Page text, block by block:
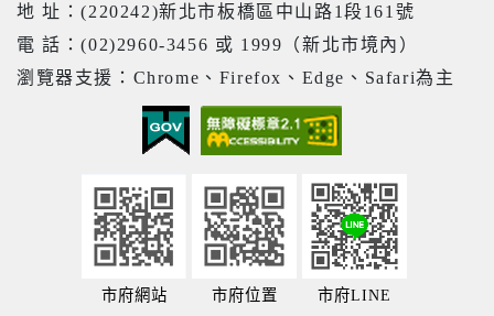
地 址：(220242)新北市板橋區中山路1段161號
電 話：(02)2960-3456 或 1999（新北市境內）
瀏覽器支援：Chrome、Firefox、Edge、Safari為主
市府網站 市府位置 市府LINE